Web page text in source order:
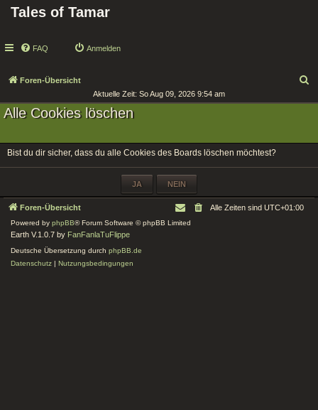
Tales of Tamar
FAQ Anmelden
Foren-Übersicht
Aktuelle Zeit: So Aug 09, 2026 9:54 am
Alle Cookies löschen
Bist du dir sicher, dass du alle Cookies des Boards löschen möchtest?
Foren-Übersicht Alle Zeiten sind UTC+01:00
Powered by phpBB® Forum Software © phpBB Limited
Earth V.1.0.7 by FanFanlaTuFlippe
Deutsche Übersetzung durch phpBB.de
Datenschutz | Nutzungsbedingungen